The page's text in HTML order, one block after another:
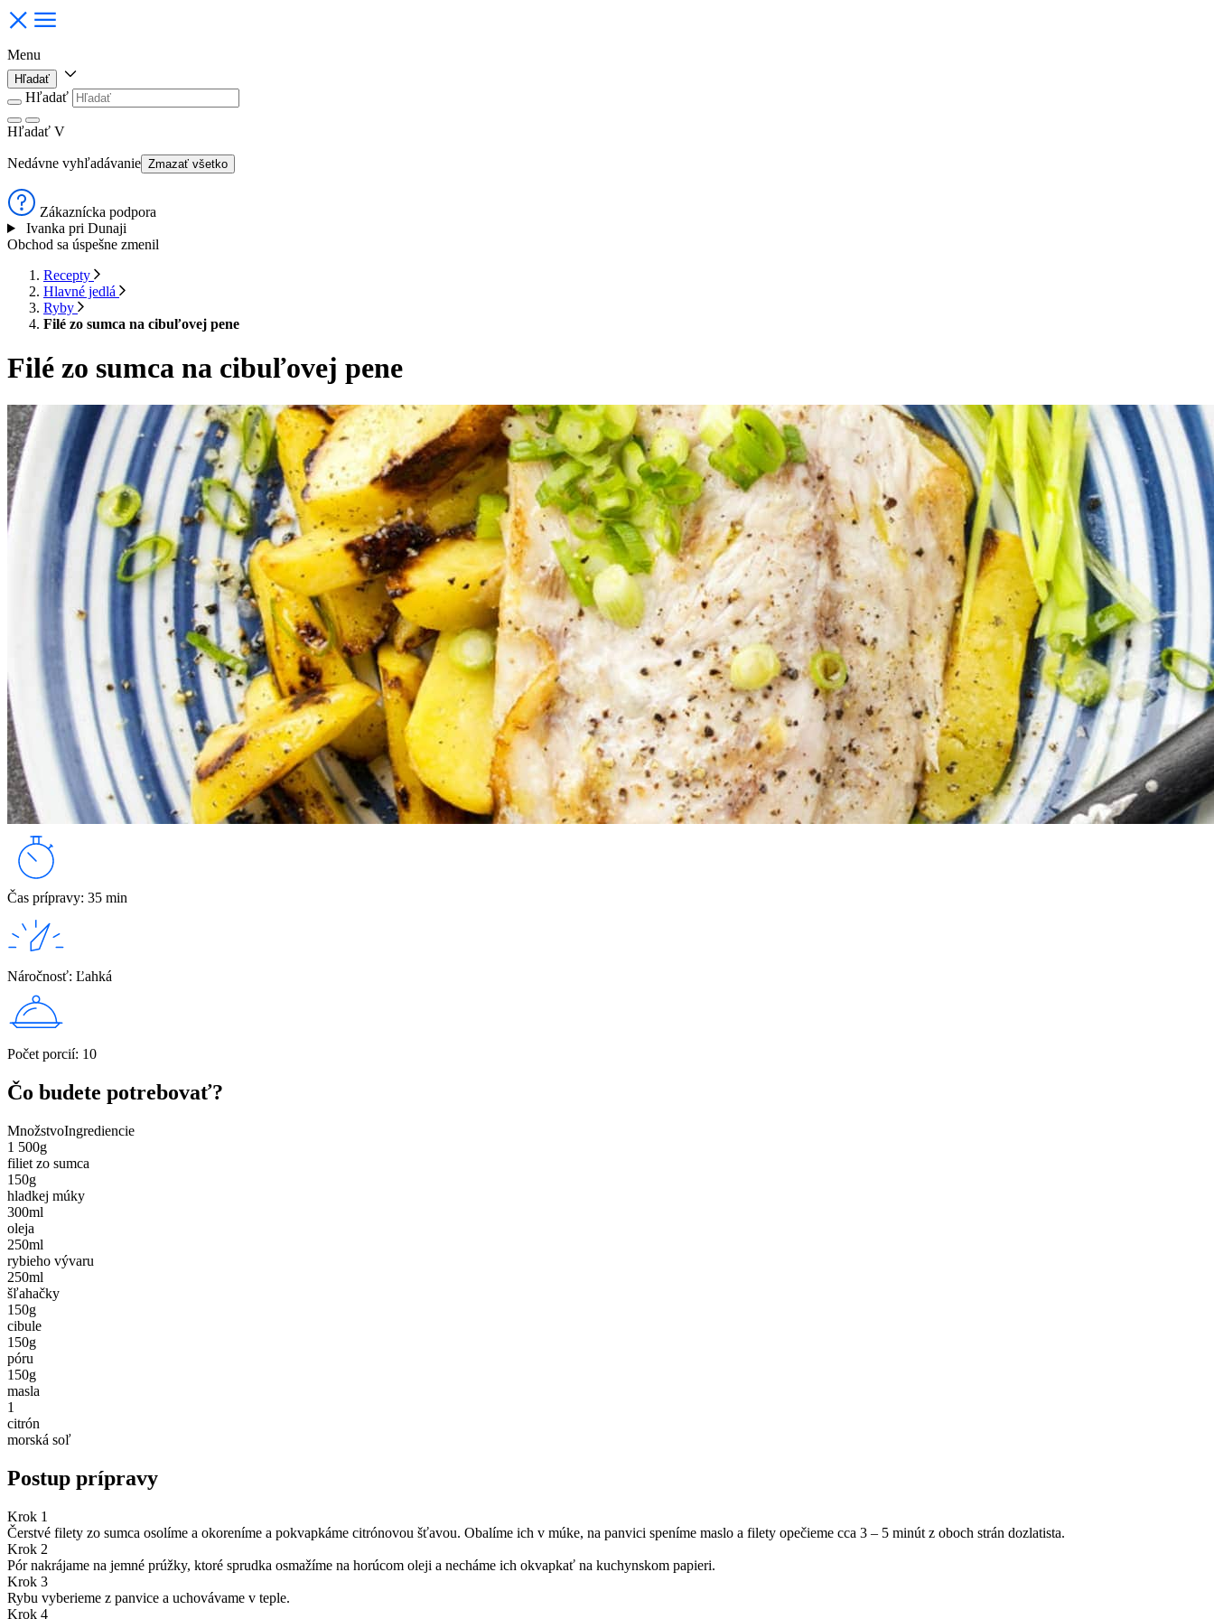
Menu
Hľadať
Hľadať
Hľadať V
Nedávne vyhľadávanie Zmazať všetko
Zákaznícka podpora
Ivanka pri Dunaji
Obchod sa úspešne zmenil
Recepty
Hlavné jedlá
Ryby
Filé zo sumca na cibuľovej pene
Filé zo sumca na cibuľovej pene
Čas prípravy: 35 min
Náročnosť: Ľahká
Počet porcií: 10
Čo budete potrebovať?
MnožstvoIngrediencie
1 500g
filiet zo sumca
150g
hladkej múky
300ml
oleja
250ml
rybieho vývaru
250ml
šľahačky
150g
cibule
150g
póru
150g
masla
1
citrón
morská soľ
Postup prípravy
Krok 1
Čerstvé filety zo sumca osolíme a okoreníme a pokvapkáme citrónovou šťavou. Obalíme ich v múke, na panvici speníme maslo a filety opečieme cca 3 – 5 minút z oboch strán dozlatista.
Krok 2
Pór nakrájame na jemné prúžky, ktoré sprudka osmažíme na horúcom oleji a necháme ich okvapkať na kuchynskom papieri.
Krok 3
Rybu vyberieme z panvice a uchovávame v teple.
Krok 4